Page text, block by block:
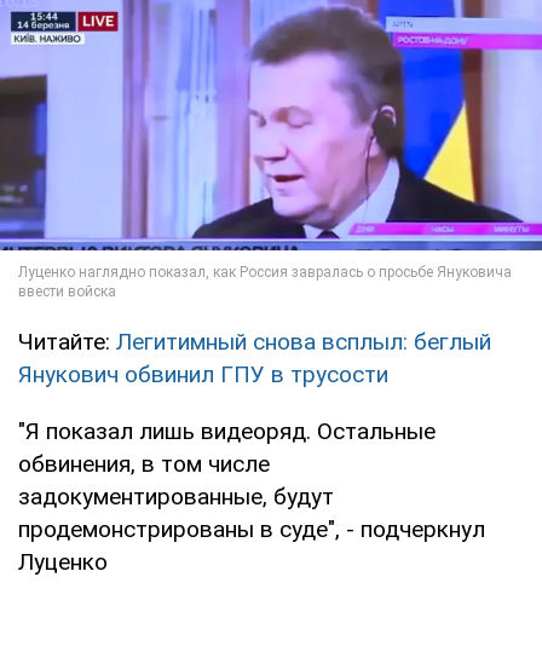
Читайте: Легитимный снова всплыл: беглый
Янукович обвинил ГПУ в трусости
"Я показал лишь видеоряд. Остальные
обвинения, в том числе
задокументированные, будут
продемонстрированы в суде", - подчеркнул
Луценко